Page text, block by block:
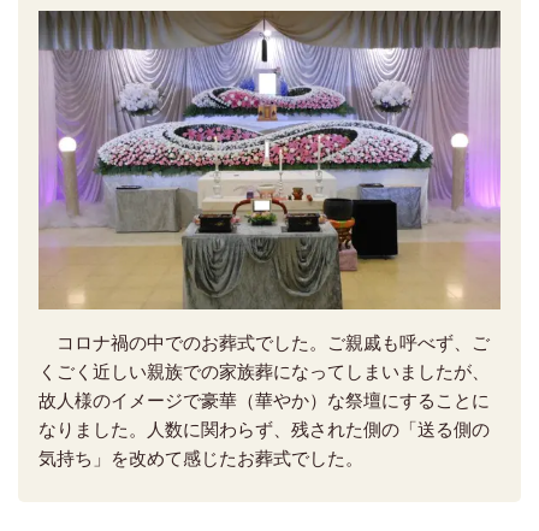
コロナ禍の中でのお葬式でした。ご親戚も呼べず、ご
くごく近しい親族での家族葬になってしまいましたが、
故人様のイメージで豪華（華やか）な祭壇にすることに
なりました。人数に関わらず、残された側の「送る側の
気持ち」を改めて感じたお葬式でした。